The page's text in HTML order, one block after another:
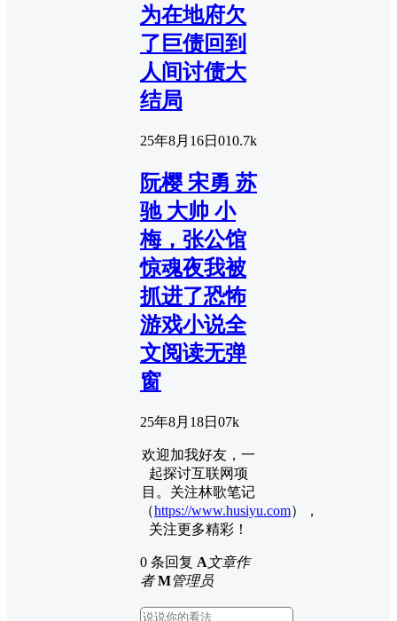
为在地府欠
了巨债回到
人间讨债大
结局
25年8月16日 010.7k
阮樱 宋勇 苏
驰 大帅 小
梅，张公馆
惊魂夜我被
抓进了恐怖
游戏小说全
文阅读无弹
窗
25年8月18日 07k
欢迎加我好友，一
起探讨互联网项
目。关注林歌笔记
（https://www.husiyu.com），
关注更多精彩！
0 条回复 A文章作
者 M管理员